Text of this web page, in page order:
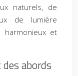
naturels, de
de lumière
harmonieux et
abords